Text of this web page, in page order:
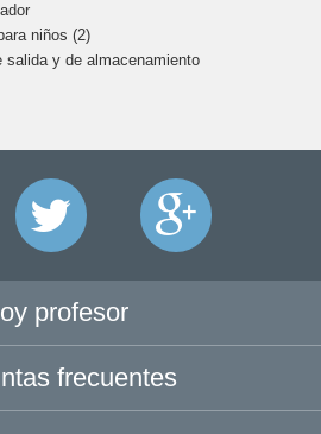
niños (2)
salida y de almacenamiento
profesor
frecuentes